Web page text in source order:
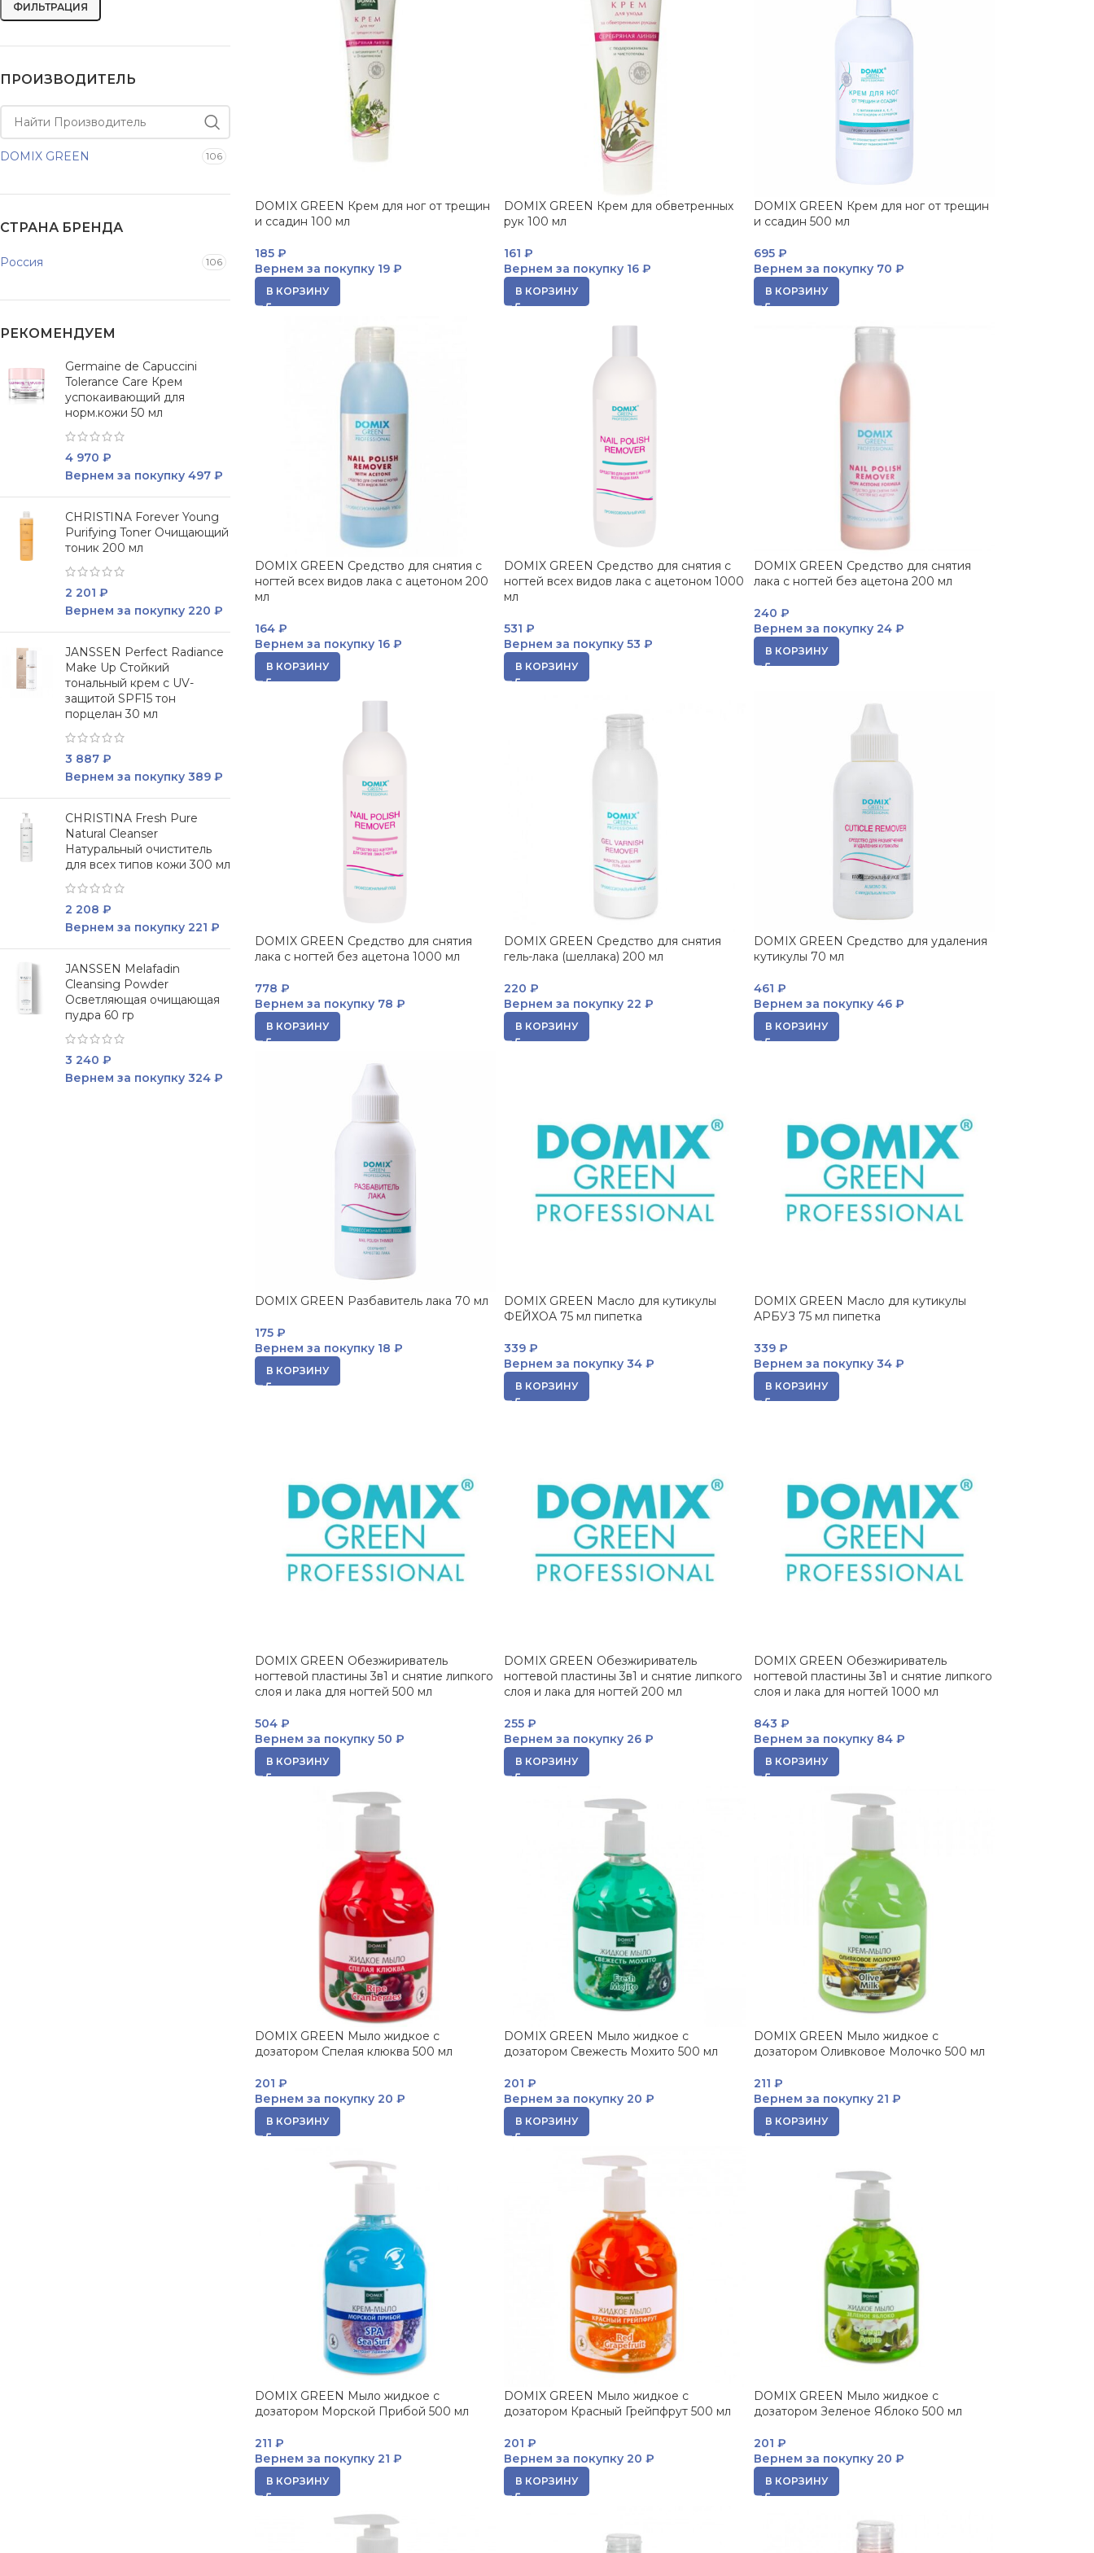
ФИЛЬТРАЦИЯ
ПРОИЗВОДИТЕЛЬ
DOMIX GREEN 106
СТРАНА БРЕНДА
Россия 106
РЕКОМЕНДУЕМ
Germaine de Capuccini
Tolerance Care Крем
успокаивающий для
норм.кожи 50 мл
4 970 ₽
Вернем за покупку 497 ₽
CHRISTINA Forever Young
Purifying Toner Очищающий
тоник 200 мл
2 201 ₽
Вернем за покупку 220 ₽
JANSSEN Perfect Radiance
Make Up Стойкий
тональный крем с UV-
защитой SPF15 тон
порцелан 30 мл
3 887 ₽
Вернем за покупку 389 ₽
CHRISTINA Fresh Pure
Natural Cleanser
Натуральный очиститель
для всех типов кожи 300 мл
2 208 ₽
Вернем за покупку 221 ₽
JANSSEN Melafadin
Cleansing Powder
Осветляющая очищающая
пудра 60 гр
3 240 ₽
Вернем за покупку 324 ₽
DOMIX GREEN Крем для ног от трещин
и ссадин 100 мл
185 ₽
Вернем за покупку19 ₽
В КОРЗИНУ
DOMIX GREEN Крем для обветренных
рук 100 мл
161₽
Вернем за покупку 16 ₽
В КОРЗИНУ
DOMIX GREEN Крем для ног от трещин
и ссадин 500 мл
695 ₽
Вернем за покупку70 ₽
В КОРЗИНУ
DOMIX GREEN Средство для снятия с
ногтей всех видов лака с ацетоном 200
мл
164 ₽
Вернем за покупку16 ₽
В КОРЗИНУ
DOMIX GREEN Средство для снятия с
ногтей всех видов лака с ацетоном 1000
мл
531₽
Вернем за покупку 53 ₽
В КОРЗИНУ
DOMIX GREEN Средство для снятия
лака с ногтей без ацетона 200 мл
240 ₽
Вернем за покупку24 ₽
В КОРЗИНУ
DOMIX GREEN Средство для снятия
лака с ногтей без ацетона 1000 мл
778 ₽
Вернем за покупку78 ₽
В КОРЗИНУ
DOMIX GREEN Средство для снятия
гель-лака (шеллака) 200 мл
220₽
Вернем за покупку 22 ₽
В КОРЗИНУ
DOMIX GREEN Средство для удаления
кутикулы 70 мл
461 ₽
Вернем за покупку46 ₽
В КОРЗИНУ
DOMIX GREEN Разбавитель лака 70 мл
175 ₽
Вернем за покупку18 ₽
В КОРЗИНУ
DOMIX GREEN Масло для кутикулы
ФЕЙХОА 75 мл пипетка
339₽
Вернем за покупку 34 ₽
В КОРЗИНУ
DOMIX GREEN Масло для кутикулы
АРБУЗ 75 мл пипетка
339 ₽
Вернем за покупку34 ₽
В КОРЗИНУ
DOMIX GREEN Обезжириватель
ногтевой пластины 3в1 и снятие липкого
слоя и лака для ногтей 500 мл
504 ₽
Вернем за покупку50 ₽
В КОРЗИНУ
DOMIX GREEN Обезжириватель
ногтевой пластины 3в1 и снятие липкого
слоя и лака для ногтей 200 мл
255₽
Вернем за покупку 26 ₽
В КОРЗИНУ
DOMIX GREEN Обезжириватель
ногтевой пластины 3в1 и снятие липкого
слоя и лака для ногтей 1000 мл
843 ₽
Вернем за покупку84 ₽
В КОРЗИНУ
DOMIX GREEN Мыло жидкое с
дозатором Спелая клюква 500 мл
201 ₽
Вернем за покупку20 ₽
В КОРЗИНУ
DOMIX GREEN Мыло жидкое с
дозатором Свежесть Мохито 500 мл
201₽
Вернем за покупку 20 ₽
В КОРЗИНУ
DOMIX GREEN Мыло жидкое с
дозатором Оливковое Молочко 500 мл
211 ₽
Вернем за покупку21 ₽
В КОРЗИНУ
DOMIX GREEN Мыло жидкое с
дозатором Морской Прибой 500 мл
211 ₽
Вернем за покупку21 ₽
В КОРЗИНУ
DOMIX GREEN Мыло жидкое с
дозатором Красный Грейпфрут 500 мл
201₽
Вернем за покупку 20 ₽
В КОРЗИНУ
DOMIX GREEN Мыло жидкое с
дозатором Зеленое Яблоко 500 мл
201 ₽
Вернем за покупку20 ₽
В КОРЗИНУ